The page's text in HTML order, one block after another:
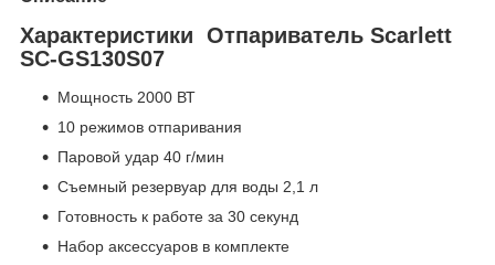
Характеристики Отпариватель Scarlett
SC-GS130S07
Мощность 2000 ВТ
10 режимов отпаривания
Паровой удар 40 г/мин
Съемный резервуар для воды 2,1 л
Готовность к работе за 30 секунд
Набор аксессуаров в комплекте